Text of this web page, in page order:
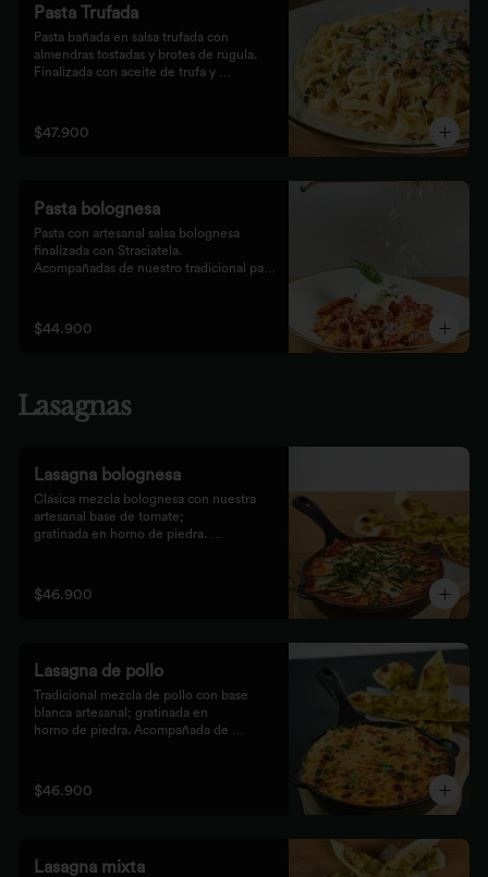
Pasta Trufada
Pasta bañada en salsa trufada con
almendras tostadas y brotes de rúgula.
Finalizada con aceite de trufa y
$47.900
Pasta bolognesa
Pasta con artesanal salsa bolognesa
finalizada con Straciatela.
Acompañadas de nuestro tradicional pan
$44.900
Lasagnas
Lasagna bolognesa
Clásica mezcla bolognesa con nuestra
artesanal base de tomate;
gratinada en horno de piedra.
$46.900
Lasagna de pollo
Tradicional mezcla de pollo con base
blanca artesanal; gratinada en
horno de piedra. Acompañada de
$46.900
Lasagna mixta